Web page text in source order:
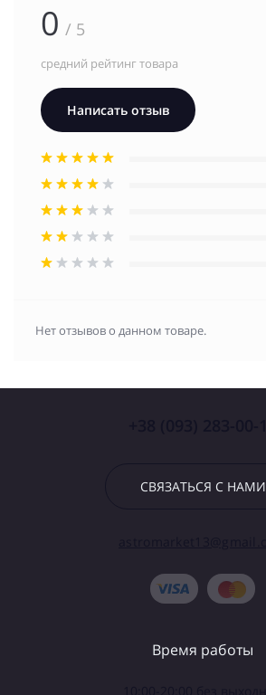
0 / 5
средний рейтинг товара
Написать отзыв
Нет отзывов о данном товаре.
СВЯЗАТЬСЯ С НАМИ
Время работы